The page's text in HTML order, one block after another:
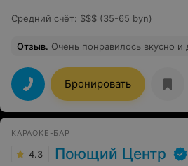
Средний счёт: $$$ (35-65 byn)
Отзыв. Очень понравилось вкусно и
Бронировать
КАРАОКЕ-БАР
4.3 Поющий Центр